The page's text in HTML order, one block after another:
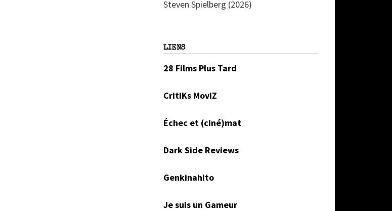
Steven Spielberg (2026)
LIENS
28 Films Plus Tard
CritiKs MoviZ
Échec et (ciné)mat
Dark Side Reviews
Genkinahito
Je suis un Gameur